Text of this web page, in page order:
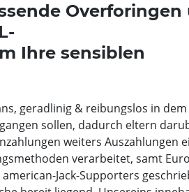
Overforingen
Ihre sensiblen
geradlinig & reibungslos in
sollen, dadurch eltern
weiters Auszahlungen
verarbeitet, samt
Jack-Supporters